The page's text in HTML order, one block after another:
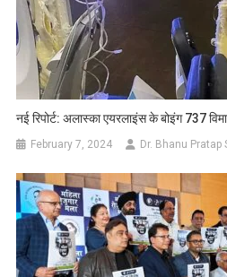
नई रिपोर्ट: अलास्का एयरलाइंस के बोइंग 737
February 7, 2024 Dr. Bhanu Pratap